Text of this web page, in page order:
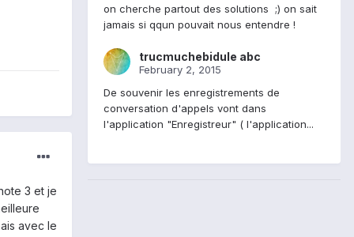
3 et je
avec le
on cherche partout des solutions ;) on sait
jamais si qqun pouvait nous entendre !
trucmuchebidule abc
February 2, 2015
De souvenir les enregistrements de
conversation d'appels vont dans
l'application "Enregistreur" ( l'application...